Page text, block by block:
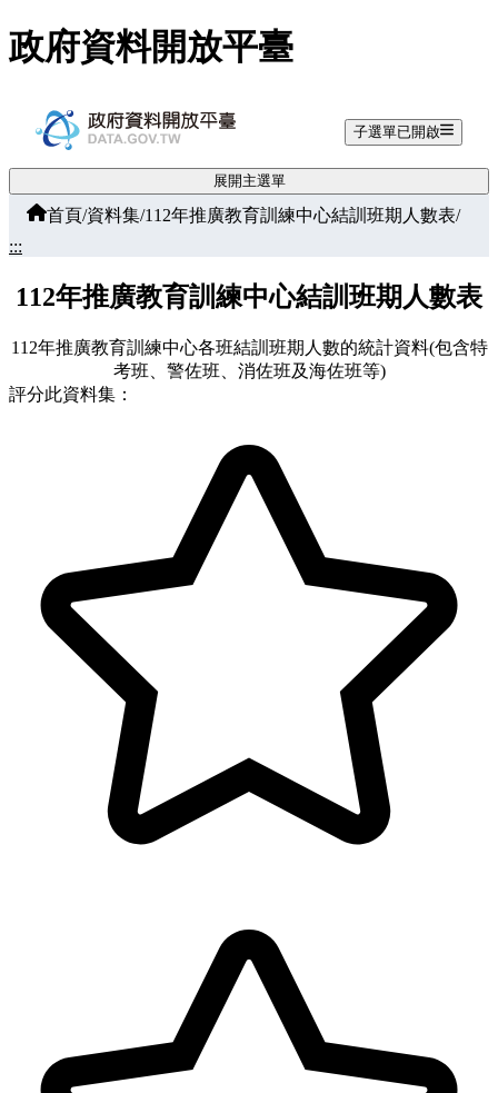
跳至主要內容
政府資料開放平臺
子選單已開啟
展開主選單
首頁/資料集/112年推廣教育訓練中心結訓班期人數表/
:::
112年推廣教育訓練中心結訓班期人數表
112年推廣教育訓練中心各班結訓班期人數的統計資料(包含特
考班、警佐班、消佐班及海佐班等)
評分此資料集：